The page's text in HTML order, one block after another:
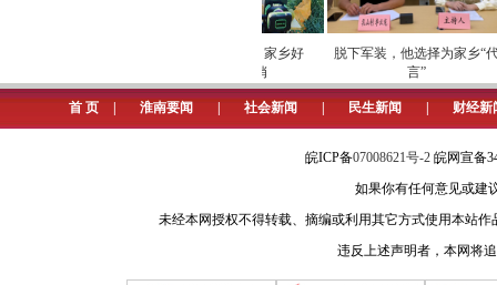
聚焦打造学习型单位，高标准建
动，激励干部职工传承红色基因，践
成全员参与的志愿服务格局，市气象
履行社会责任，年均投入结对社区建
气象服务是党建业务融合的落脚
劳模下田开直播 家乡好
脱下军装，他选择为家乡“代
言”
首 页 淮南要闻 社会新闻 民生新闻 财经新
皖ICP备07008621号-2 皖网宣备
如果你有任何意见或建
未经本网授权不得转载、摘编或利用其它方式使用本站
违反上述声明者，本网将